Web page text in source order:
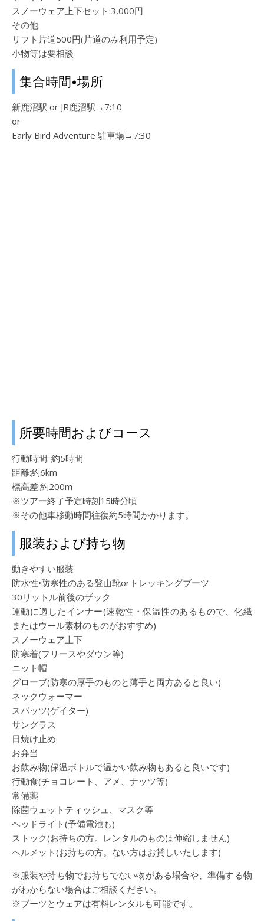
スノーウェア上下セット:3,000円
その他
リフト片道500円(片道のみ利用予定)
小物等は要相談
集合時間•場所
新鹿沼駅 or JR鹿沼駅→7:10
or
Early Bird Adventure 駐車場→7:30
所要時間およびコース
行動時間: 約5時間
距離:約6km
標高差:約200m
※ツアー終了予定時刻15時分頃
※その他車移動時間往復約5時間かかります。
服装および持ち物
動きやすい服装
防水性•防寒性のある登山靴orトレッキングブーツ
30リットル前後のザック
運動に適したインナー(速乾性・保温性のあるもので、化繊
またはウール素材のものがおすすめ)
スノーウェア上下
防寒着(フリースやダウン等)
ニット帽
グローブ(防寒の厚手のものと薄手と両方あると良い)
ネックウォーマー
スパッツ(ゲイター)
サングラス
日焼け止め
お弁当
お飲み物(保温ボトルで温かい飲み物もあると良いです)
行動食(チョコレート、アメ、ナッツ等)
常備薬
除菌ウェットティッシュ、マスク等
ヘッドライト(予備電池も)
ストック(お持ちの方。レンタルのものは伸縮しません)
ヘルメット(お持ちの方。ない方はお貸しいたします)
※服装や持ち物でお持ちでない物がある場合や、準備する物
がわからない場合はご相談ください。
※ブーツとウェアは有料レンタルも可能です。